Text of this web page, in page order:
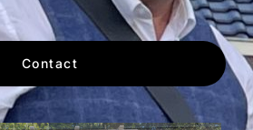
Contact